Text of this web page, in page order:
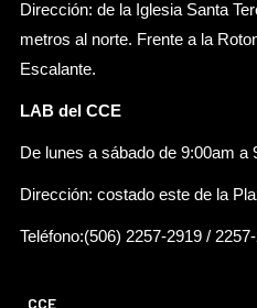
Dirección: de la Iglesia Santa
metros al norte. Frente a la
Escalante.
LAB del CCE
De lunes a sábado de 9:00am a
Dirección: costado este de la
Teléfono:(506) 2257-2919 /
CCE